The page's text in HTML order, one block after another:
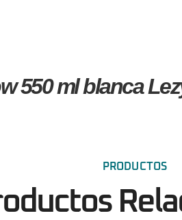
550 ml blanca
PRODUCTOS